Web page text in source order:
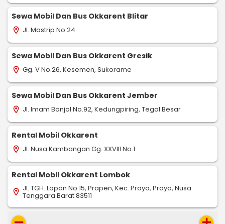
Sewa Mobil Dan Bus Okkarent Blitar
location_on Jl. Mastrip No.24
Sewa Mobil Dan Bus Okkarent Gresik
location_on Gg. V No.26, Kesemen, Sukorame
Sewa Mobil Dan Bus Okkarent Jember
location_on Jl. Imam Bonjol No.92, Kedungpiring, Tegal Besar
Rental Mobil Okkarent
location_on Jl. Nusa Kambangan Gg. XXVIII No.1
Rental Mobil Okkarent Lombok
location_on Jl. TGH. Lopan No.15, Prapen, Kec. Praya, Praya, Nusa
Tenggara Barat 83511